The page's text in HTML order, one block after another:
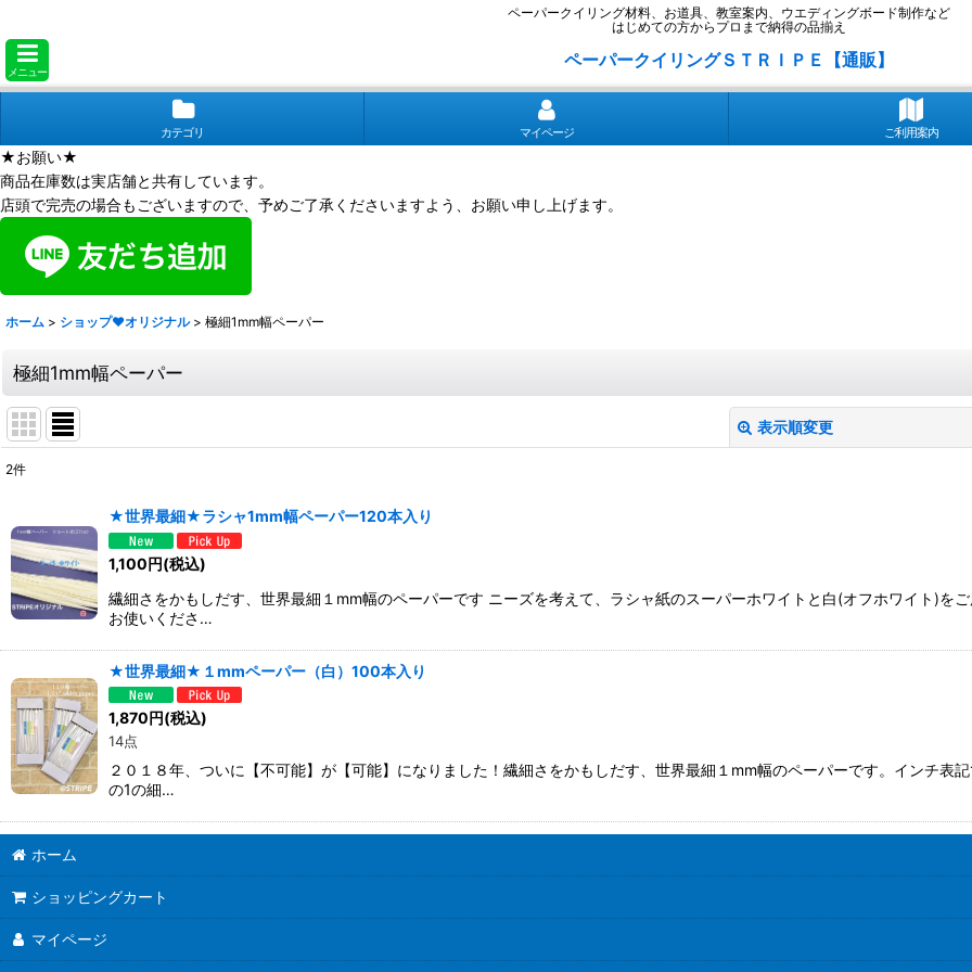
ペーパークイリング材料、お道具、教室案内、ウエディングボード制作など
はじめての方からプロまで納得の品揃え
メニュー
ペーパークイリングＳＴＲＩＰＥ【通販】
カテゴリ マイページ ご利用案内
★お願い★
商品在庫数は実店舗と共有しています。
店頭で完売の場合もございますので、予めご了承くださいますよう、お願い申し上げます。
ホーム > ショップ❤オリジナル > 極細1mm幅ペーパー
極細1mm幅ペーパー
表示順変更
並び順:
絞り込む
2件
★世界最細★ラシャ1mm幅ペーパー120本入り
1,100円(税込)
繊細さをかもしだす、世界最細１mm幅のペーパーです ニーズを考えて、ラシャ紙のスーパーホワイトと白(オフホワイト)を
お使いくださ…
★世界最細★１mmペーパー（白）100本入り
1,870円(税込)
14点
２０１８年、ついに【不可能】が【可能】になりました！繊細さをかもしだす、世界最細１mm幅のペーパーです。インチ表
の1の細…
ホーム
ショッピングカート
マイページ